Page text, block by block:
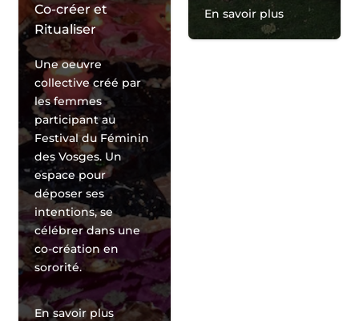
En savoir plus
Co-créer et
Ritualiser
Une oeuvre
collective créé par
les femmes
participant au
Festival du Féminin
des Vosges. Un
espace pour
déposer ses
intentions, se
célébrer dans une
co-création en
sororité.
En savoir plus